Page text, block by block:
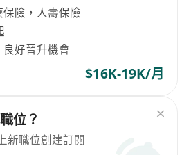
險，人壽保險
好晉升機會
$16K-19K/月
位？
新職位創建訂閱